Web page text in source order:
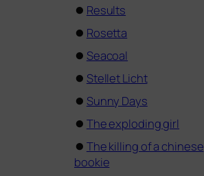
⏺ Results
⏺ Rosetta
⏺ Seacoal
⏺ Stellet Licht
⏺ Sunny Days
⏺ The explo­ding girl
⏺ The kil­ling of a chi­ne­se
bookie